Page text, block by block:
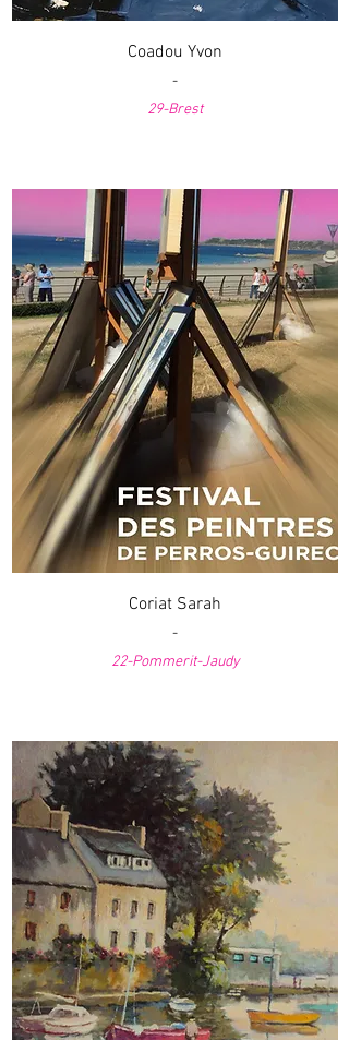
Coadou Yvon
-
29-Brest
Coriat Sarah
-
22-Pommerit-Jaudy